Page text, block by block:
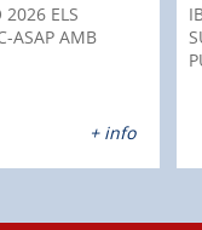
2026 ELS
ASAP AMB
+ info